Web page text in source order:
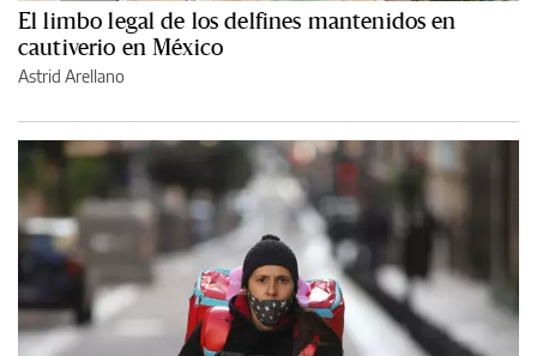
El limbo legal de los delfines mantenidos en
cautiverio en México
Astrid Arellano